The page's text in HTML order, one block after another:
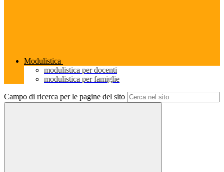
Modulistica
modulistica per docenti
modulistica per famiglie
Campo di ricerca per le pagine del sito